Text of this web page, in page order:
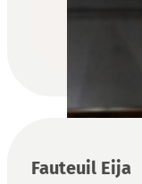
Fauteuil Eija